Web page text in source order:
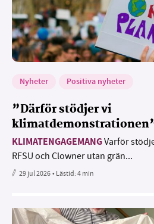
Nyheter Positiva nyheter
”Därför stödjer vi
KLIMATENGAGEMANGVarför
RFSU och Clowner utan grän...
29 jul 2026• Lästid:4 min